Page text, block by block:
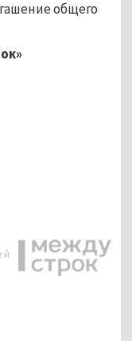
общего